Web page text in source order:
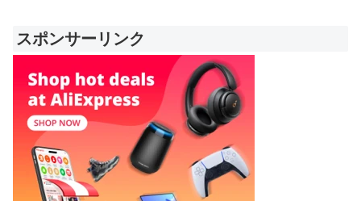
スポンサーリンク